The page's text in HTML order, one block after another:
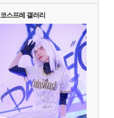
스프레 갤러리